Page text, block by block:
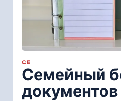
СЕ
Семейный
документов